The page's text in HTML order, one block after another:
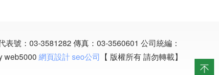
表號：03-3581282傳真：03-3560601 公司統編：
web5000 網頁設計seo公司 【 版權所有 請勿轉載】